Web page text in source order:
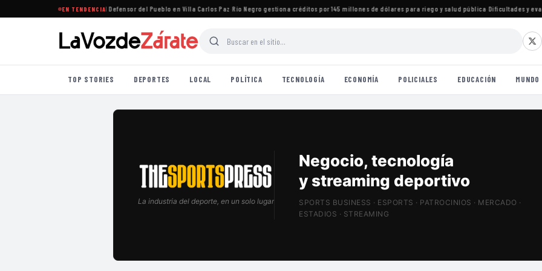
EN TENDENCIA
que la oposición designe al Defensor del Pueblo en Villa Carlos Paz ·Río Negro gestiona créditos por 145 millones de dólares para riego y salud pública·Dificultades y
TOP STORIES DEPORTES LOCAL POLÍTICA TECNOLOGÍA ECONOMÍA POLICIALES EDUCACIÓN MUNDO
La industria del deporte, en un solo lugar
Patrocinios, estadios
y Sports Tech
SPORTS BUSINESS · ESPORTS · PATROCINIOS · MERCADO ·
ESTADIOS · STREAMING